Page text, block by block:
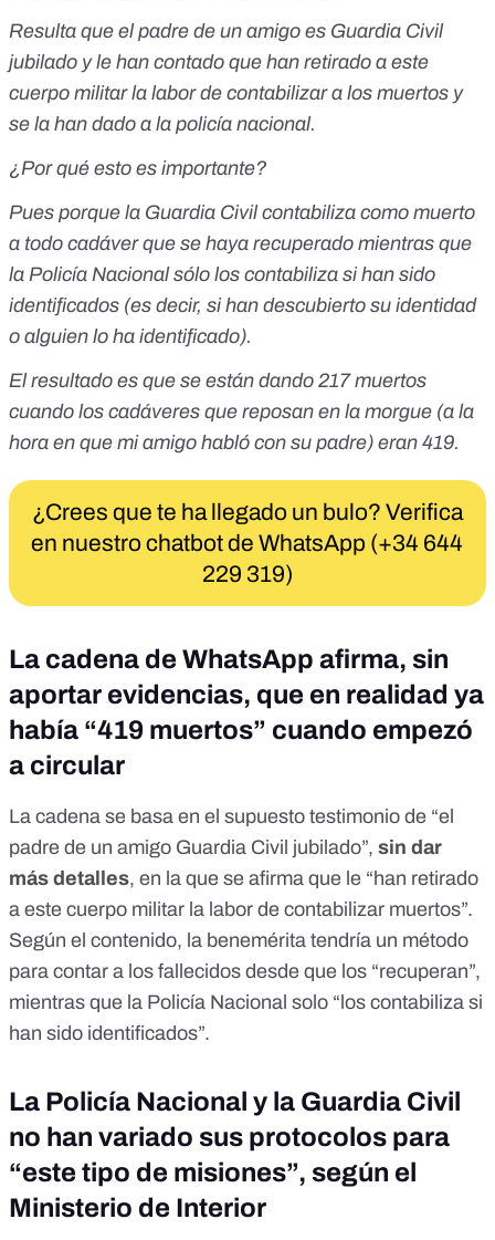
Resulta que el padre de un amigo es Guardia Civil
jubilado y le han contado que han retirado a este
cuerpo militar la labor de contabilizar a los muertos y
se la han dado a la policía nacional.
¿Por qué esto es importante?
Pues porque la Guardia Civil contabiliza como muerto
a todo cadáver que se haya recuperado mientras que
la Policía Nacional sólo los contabiliza si han sido
identificados (es decir, si han descubierto su identidad
o alguien lo ha identificado).
El resultado es que se están dando 217 muertos
cuando los cadáveres que reposan en la morgue (a la
hora en que mi amigo habló con su padre) eran 419.
¿Crees que te ha llegado un bulo? Verifica
en nuestro chatbot de WhatsApp (+34 644
229 319)
La cadena de WhatsApp afirma, sin
aportar evidencias, que en realidad ya
había “419 muertos” cuando empezó
a circular
La cadena se basa en el supuesto testimonio de “el
padre de un amigo Guardia Civil jubilado”, sin dar
más detalles, en la que se afirma que le “han retirado
a este cuerpo militar la labor de contabilizar muertos”.
Según el contenido, la benemérita tendría un método
para contar a los fallecidos desde que los “recuperan”,
mientras que la Policía Nacional solo “los contabiliza si
han sido identificados”.
La Policía Nacional y la Guardia Civil
no han variado sus protocolos para
“este tipo de misiones”, según el
Ministerio de Interior